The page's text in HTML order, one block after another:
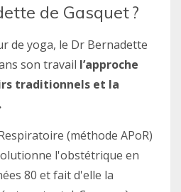
de Gasquet ?
de yoga, le Dr Bernadette
son travail l’approche
traditionnels et la
(méthode APoR)
l'obstétrique en
80 et fait d'elle la